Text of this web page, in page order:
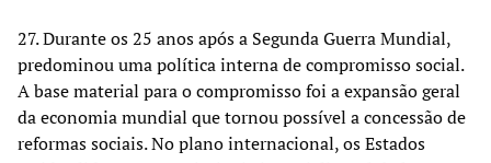
27. Durante os 25 anos após a Segunda Guerra Mundial,
predominou uma política interna de compromisso social.
A base material para o compromisso foi a expansão geral
da economia mundial que tornou possível a concessão de
reformas sociais. No plano internacional, os Estados